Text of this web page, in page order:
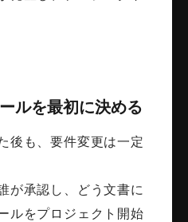
ルを最初に決める
後も、要件変更は一定
が承認し、どう文書に
ルをプロジェクト開始